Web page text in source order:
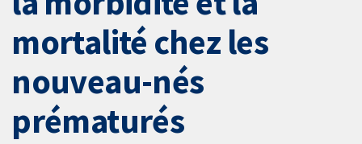
mortalité chez les
nouveau-nés
prématurés